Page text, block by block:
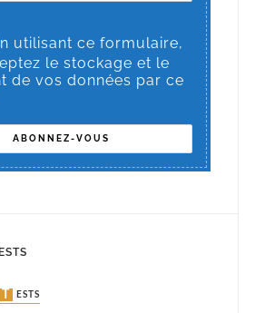
utilisant ce formulaire,
le stockage et le
de vos données par ce
TESTS